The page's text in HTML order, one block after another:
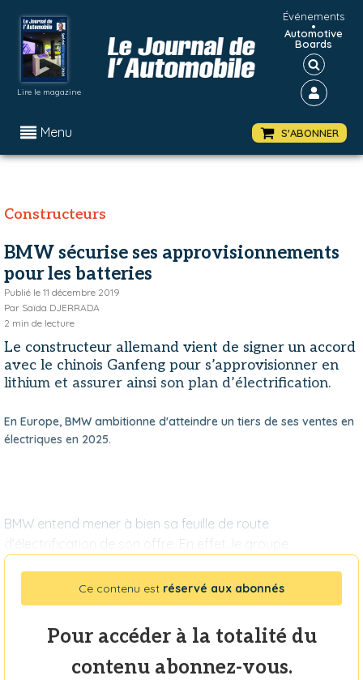
Lire le magazine
Événements
•
Automotive
Boards
Menu S'ABONNER
Constructeurs
BMW sécurise ses approvisionnements
pour les batteries
Publié le 11 décembre 2019
Par Saïda DJERRADA
2 min de lecture
Le constructeur allemand vient de signer un accord
avec le chinois Ganfeng pour s’approvisionner en
lithium et assurer ainsi son plan d’électrification.
En Europe, BMW ambitionne d'atteindre un tiers de ses ventes en
électriques en 2025.
BMW entend mener à bien sa feuille de route
d’électrification de son offre. En effet, le groupe
Ce contenu est réservé aux abonnés
Pour accéder à la totalité du
contenu abonnez-vous.